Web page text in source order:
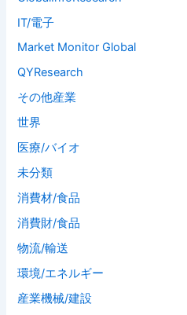
IT/電子
Market Monitor Global
QYResearch
その他産業
世界
医療/バイオ
未分類
消費材/食品
消費財/食品
物流/輸送
環境/エネルギー
産業機械/建設